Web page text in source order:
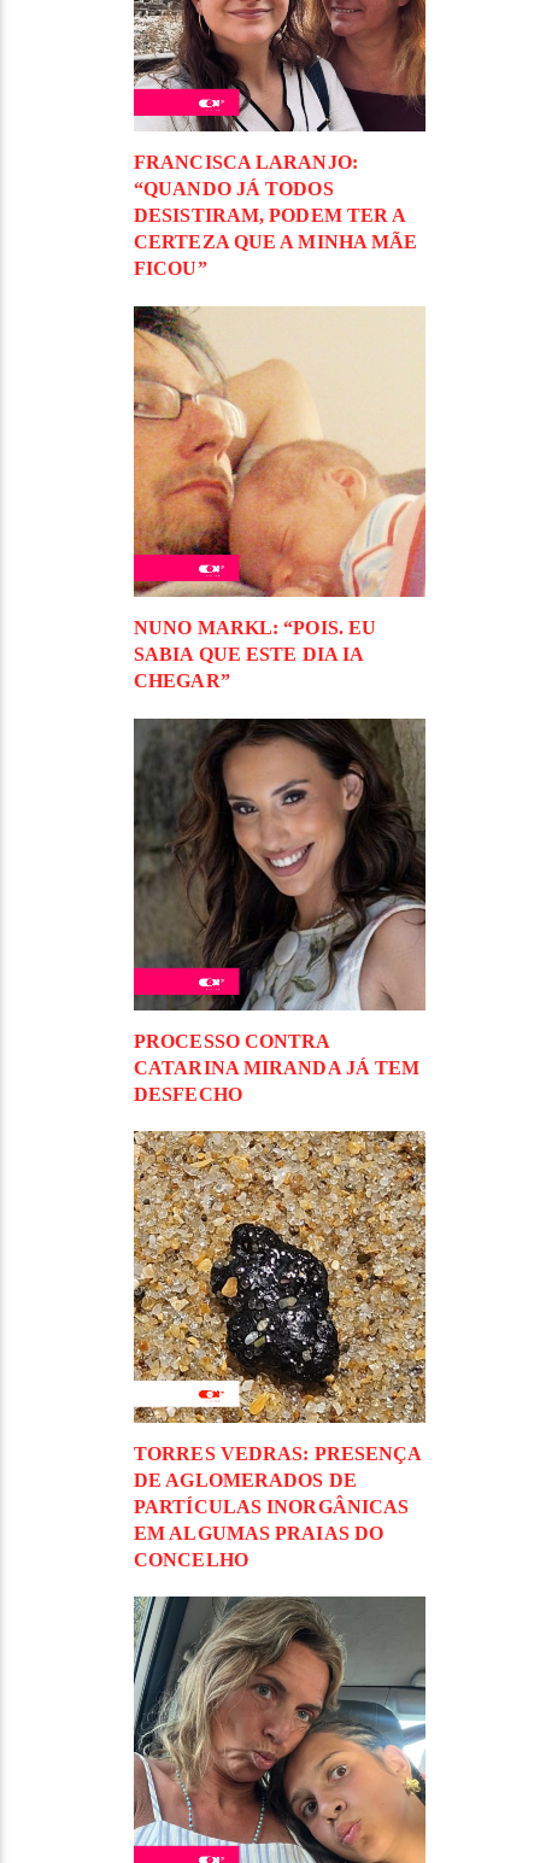
FRANCISCA LARANJO:
“QUANDO JÁ TODOS
DESISTIRAM, PODEM TER A
CERTEZA QUE A MINHA MÃE
FICOU”
NUNO MARKL: “POIS. EU
SABIA QUE ESTE DIA IA
CHEGAR”
PROCESSO CONTRA
CATARINA MIRANDA JÁ TEM
DESFECHO
TORRES VEDRAS: PRESENÇA
DE AGLOMERADOS DE
PARTÍCULAS INORGÂNICAS
EM ALGUMAS PRAIAS DO
CONCELHO